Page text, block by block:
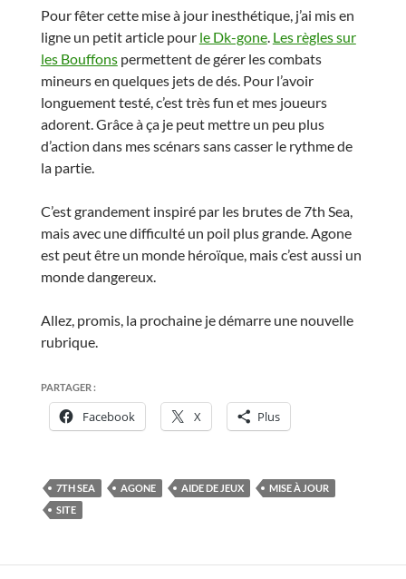
Pour fêter cette mise à jour inesthétique, j’ai mis en
ligne un petit article pour le Dk-gone. Les règles sur
les Bouffonspermettent de gérer les combats
mineurs en quelques jets de dés. Pour l’avoir
longuement testé, c’est très fun et mes joueurs
adorent. Grâce à ça je peut mettre un peu plus
d’action dans mes scénars sans casser le rythme de
la partie.
C’est grandement inspiré par les brutes de 7th Sea,
mais avec une difficulté un poil plus grande. Agone
est peut être un monde héroïque, mais c’est aussi un
monde dangereux.
Allez, promis, la prochaine je démarre une nouvelle
rubrique.
PARTAGER :
Facebook X Plus
7TH SEA AGONE AIDE DE JEUX
MISE À JOUR
SITE